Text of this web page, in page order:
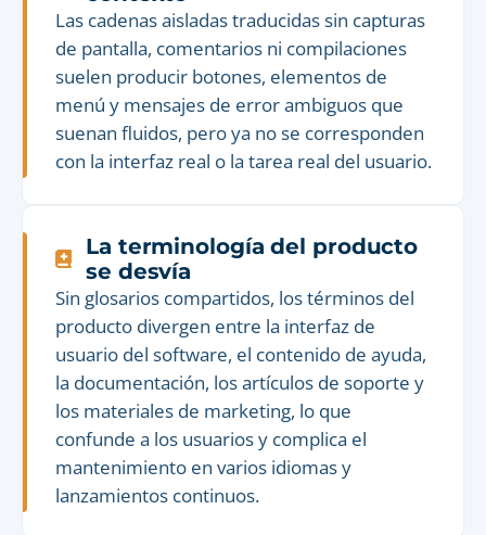
Las cadenas aisladas traducidas sin capturas
de pantalla, comentarios ni compilaciones
suelen producir botones, elementos de
menú y mensajes de error ambiguos que
suenan fluidos, pero ya no se corresponden
con la interfaz real o la tarea real del usuario.
La terminología del producto
se desvía
Sin glosarios compartidos, los términos del
producto divergen entre la interfaz de
usuario del software, el contenido de ayuda,
la documentación, los artículos de soporte y
los materiales de marketing, lo que
confunde a los usuarios y complica el
mantenimiento en varios idiomas y
lanzamientos continuos.